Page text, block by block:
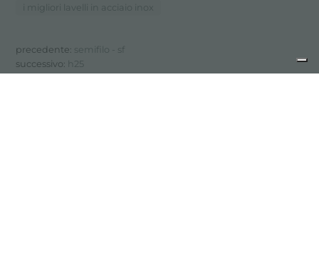
i migliori lavelli in acciaio inox
precedente:
semifilo - sf
successivo:
h25